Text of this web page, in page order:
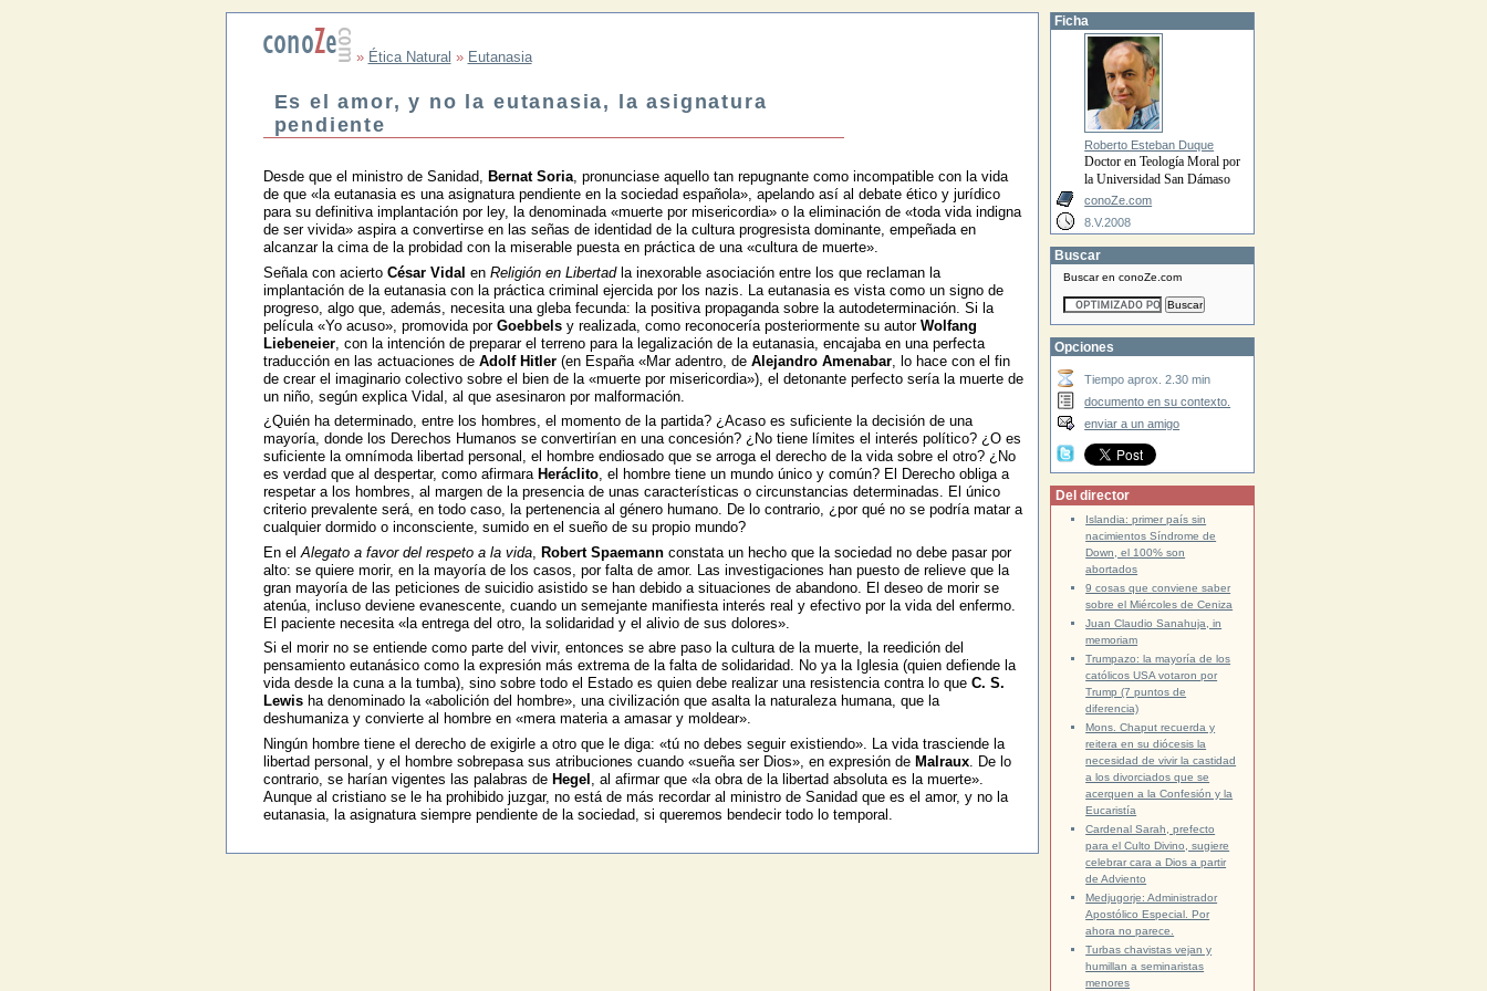
» Ética Natural » Eutanasia
Es el amor, y no la eutanasia, la asignatura
pendiente
Desde que el ministro de Sanidad, Bernat Soria, pronunciase aquello tan repugnante como incompatible con la vida
de que «la eutanasia es una asignatura pendiente en la sociedad española», apelando así al debate ético y jurídico
para su definitiva implantación por ley, la denominada «muerte por misericordia» o la eliminación de «toda vida indigna
de ser vivida» aspira a convertirse en las señas de identidad de la cultura progresista dominante, empeñada en
alcanzar la cima de la probidad con la miserable puesta en práctica de una «cultura de muerte».
Señala con acierto César Vidal en Religión en Libertadla inexorable asociación entre los que reclaman la
implantación de la eutanasia con la práctica criminal ejercida por los nazis. La eutanasia es vista como un signo de
progreso, algo que, además, necesita una gleba fecunda: la positiva propaganda sobre la autodeterminación. Si la
película «Yo acuso», promovida por Goebbelsy realizada, como reconocería posteriormente su autor Wolfang
Liebeneier, con la intención de preparar el terreno para la legalización de la eutanasia, encajaba en una perfecta
traducción en las actuaciones de Adolf Hitler(en España «Mar adentro, de Alejandro Amenabar, lo hace con el fin
de crear el imaginario colectivo sobre el bien de la «muerte por misericordia»), el detonante perfecto sería la muerte de
un niño, según explica Vidal, al que asesinaron por malformación.
¿Quién ha determinado, entre los hombres, el momento de la partida? ¿Acaso es suficiente la decisión de una
mayoría, donde los Derechos Humanos se convertirían en una concesión? ¿No tiene límites el interés político? ¿O es
suficiente la omnímoda libertad personal, el hombre endiosado que se arroga el derecho de la vida sobre el otro? ¿No
es verdad que al despertar, como afirmara Heráclito, el hombre tiene un mundo único y común? El Derecho obliga a
respetar a los hombres, al margen de la presencia de unas características o circunstancias determinadas. El único
criterio prevalente será, en todo caso, la pertenencia al género humano. De lo contrario, ¿por qué no se podría matar a
cualquier dormido o inconsciente, sumido en el sueño de su propio mundo?
En el Alegato a favor del respeto a la vida, Robert Spaemannconstata un hecho que la sociedad no debe pasar por
alto: se quiere morir, en la mayoría de los casos, por falta de amor. Las investigaciones han puesto de relieve que la
gran mayoría de las peticiones de suicidio asistido se han debido a situaciones de abandono. El deseo de morir se
atenúa, incluso deviene evanescente, cuando un semejante manifiesta interés real y efectivo por la vida del enfermo.
El paciente necesita «la entrega del otro, la solidaridad y el alivio de sus dolores».
Si el morir no se entiende como parte del vivir, entonces se abre paso la cultura de la muerte, la reedición del
pensamiento eutanásico como la expresión más extrema de la falta de solidaridad. No ya la Iglesia (quien defiende la
vida desde la cuna a la tumba), sino sobre todo el Estado es quien debe realizar una resistencia contra lo que C. S.
Lewisha denominado la «abolición del hombre», una civilización que asalta la naturaleza humana, que la
deshumaniza y convierte al hombre en «mera materia a amasar y moldear».
Ningún hombre tiene el derecho de exigirle a otro que le diga: «tú no debes seguir existiendo». La vida trasciende la
libertad personal, y el hombre sobrepasa sus atribuciones cuando «sueña ser Dios», en expresión de Malraux. De lo
contrario, se harían vigentes las palabras de Hegel
, al afirmar que «la obra de la libertad absoluta es la muerte».
Aunque al cristiano se le ha prohibido juzgar, no está de más recordar al ministro de Sanidad que es el amor, y no la
eutanasia, la asignatura siempre pendiente de la sociedad, si queremos bendecir todo lo temporal.
Ficha
Roberto Esteban Duque
Doctor en Teología Moral por
la Universidad San Dámaso
conoZe.com
8.V.2008
Buscar
Buscar en conoZe.com
Opciones
Tiempo aprox. 2.30 min
documento en su contexto.
enviar a un amigo
Del director
Islandia: primer país sin
nacimientos Síndrome de
Down, el 100% son
abortados
9 cosas que conviene saber
sobre el Miércoles de Ceniza
Juan Claudio Sanahuja, in
memoriam
Trumpazo: la mayoría de los
católicos USA votaron por
Trump (7 puntos de
diferencia)
Mons. Chaput recuerda y
reitera en su diócesis la
necesidad de vivir la castidad
a los divorciados que se
acerquen a la Confesión y la
Eucaristía
Cardenal Sarah, prefecto
para el Culto Divino, sugiere
celebrar cara a Dios a partir
de Adviento
Medjugorje: Administrador
Apostólico Especial. Por
ahora no parece.
Turbas chavistas vejan y
humillan a seminaristas
menores